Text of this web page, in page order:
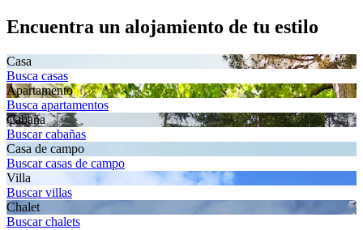
Encuentra un alojamiento de tu estilo
Casa
Busca casas
Apartamento
Busca apartamentos
Cabaña
Buscar cabañas
Casa de campo
Buscar casas de campo
Villa
Buscar villas
Chalet
Buscar chalets